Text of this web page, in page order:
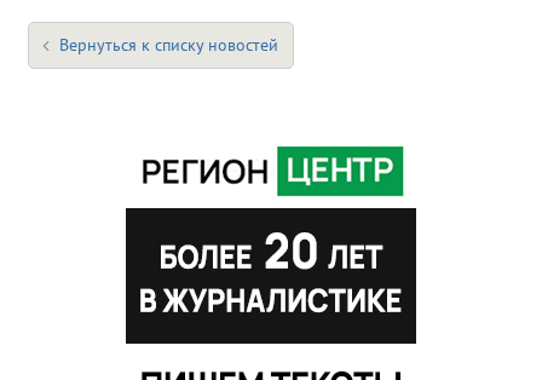
Вернуться к списку новостей